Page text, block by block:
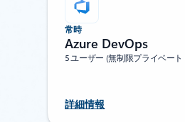
常時
Azure DevOps
5 ユーザー (無制限プライベー
詳細情報